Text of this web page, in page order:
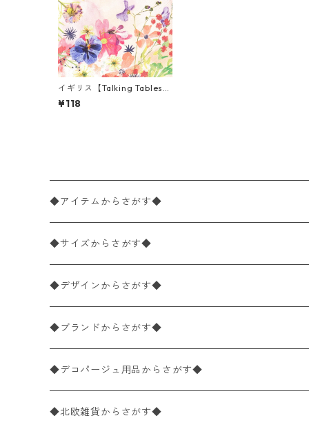
イギリス【Talking Tables】
バラ売り1枚 カクテルサイズ
ペーパーナプキン Blossom
¥118
◆アイテムからさがす◆
ペーパーナプキン2枚バラ売り
ペーパーナプキン1枚バラ売り
ペーパーナプキン20枚入りパック
ペーパーナプキン10枚入りパック
ライスペーパー
◆サイズからさがす◆
33×33cm（ランチサイズ）
バラ売り
パック売り
25×25cm（カクテルサイズ）
バラ売り
パック売り
40×40cm（ディナーサイズ）
バラ売り
21×21cm（ポケットサイズ）
◆デザインからさがす◆
花柄
植物・グリーン柄
動物・鳥・昆虫・蝶柄
◆ブランドからさがす◆
ドイツ製 IHR/イア
ランチサイズ
ドイツ製 Ambiente/アンビエンテ
◆デコパージュ用品からさがす◆
デコパージュ液
◆北欧雑貨からさがす◆